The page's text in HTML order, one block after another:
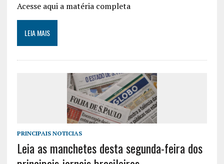
Acesse aqui a matéria completa
LEIA MAIS
PRINCIPAIS NOTICIAS
Leia as manchetes desta segunda-feira dos